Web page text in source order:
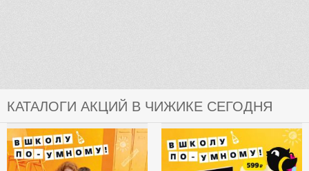
КАТАЛОГИ АКЦИЙ В ЧИЖИКЕ СЕГОДНЯ